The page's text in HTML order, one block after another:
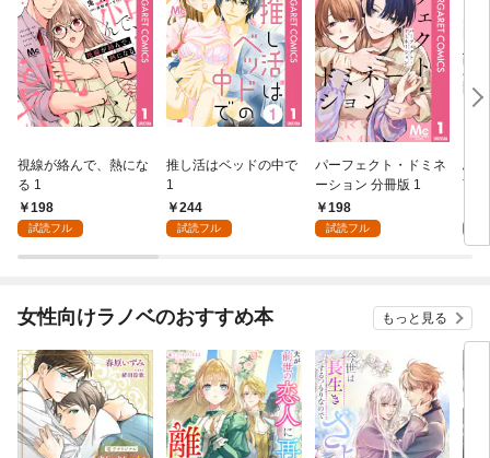
視線が絡んで、熱にな
る 1
198
試読フル
推し活はベッドの中で
1
244
試読フル
パーフェクト・ドミネ
ーション 分冊版 1
198
試読フル
ふ
言
女性向けラノベのおすすめ本 もっと見る